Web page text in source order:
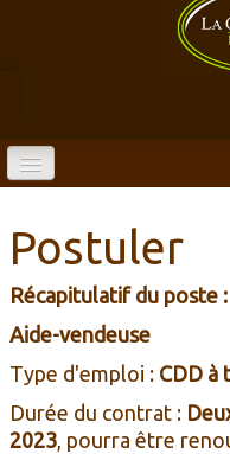
BOUTIQUE EN LIGNE
CATALOGUE▼
LA CHOCOLATERIE
HORAIRES
Postuler
Récapitulatif du poste :
Aide-vendeuse
Type d'emploi : CDD à
Durée du contrat :
2023, pourra être